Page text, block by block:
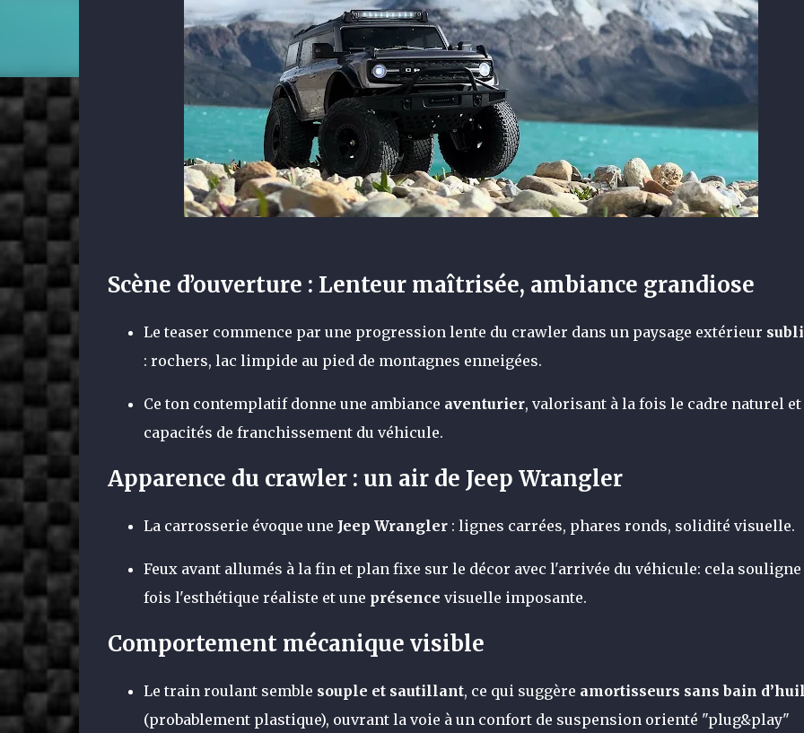
Scène d’ouverture : Lenteur maîtrisée, ambiance grandiose
Le teaser commence par une progression lente du crawler dans un paysage extérieur
: rochers, lac limpide au pied de montagnes enneigées.
Ce ton contemplatif donne une ambiance aventurier, valorisant à la fois le cadre naturel et
capacités de franchissement du véhicule.
Apparence du crawler : un air de Jeep Wrangler
La carrosserie évoque une Jeep Wrangler: lignes carrées, phares ronds, solidité visuelle.
Feux avant allumés à la fin et plan fixe sur le décor avec l'arrivée du véhicule: cela souligne
fois l'esthétique réaliste et une présence visuelle imposante.
Comportement mécanique visible
Le train roulant semble souple et sautillant, ce qui suggère amortisseurs sans bain
(probablement plastique), ouvrant la voie à un confort de suspension orienté "plug&play"